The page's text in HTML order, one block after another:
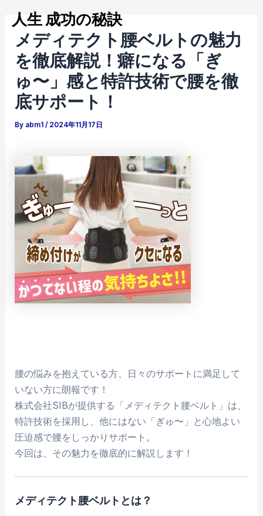
人生 成功の秘訣
メディテクト腰ベルトの魅力
を徹底解説！癖になる「ぎ
ゅ〜」感と特許技術で腰を徹
底サポート！
By abm1/ 2024年11月17日
腰の悩みを抱えている方、日々のサポートに満足して
いない方に朗報です！
株式会社SIBが提供する「メディテクト腰ベルト」は、
特許技術を採用し、他にはない「ぎゅ〜」と心地よい
圧迫感で腰をしっかりサポート。
今回は、その魅力を徹底的に解説します！
メディテクト腰ベルトとは？
navigation